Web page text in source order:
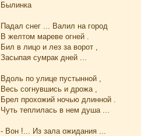
Былинка
Падал снег ... Валил на город
В желтом мареве огней .
Бил в лицо и лез за ворот ,
Засыпая сумрак дней ...
Вдоль по улице пустынной ,
Весь согнувшись и дрожа ,
Брел прохожий ночью длинной .
Чуть теплилась в нем душа ...
- Вон !... Из зала ожидания ...